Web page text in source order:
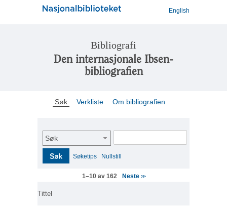
English
Bibliografi
Den internasjonale Ibsen-
bibliografien
Søk Verkliste Om bibliografien
Søk
Søk Søketips Nullstill
1–10 av 162 Neste >>
Tittel